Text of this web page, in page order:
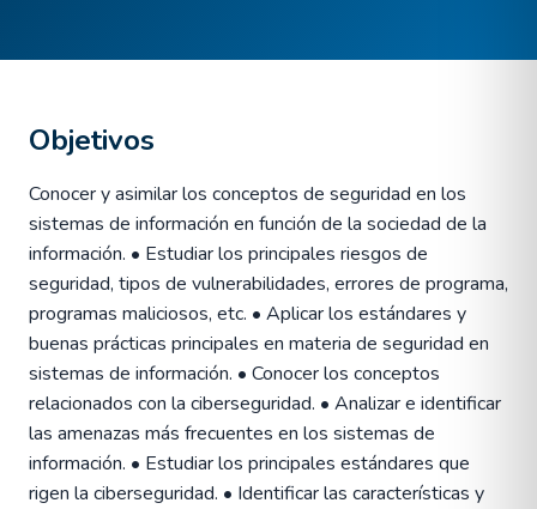
Objetivos
Conocer y asimilar los conceptos de seguridad en los
sistemas de información en función de la sociedad de la
información. • Estudiar los principales riesgos de
seguridad, tipos de vulnerabilidades, errores de programa,
programas maliciosos, etc. • Aplicar los estándares y
buenas prácticas principales en materia de seguridad en
sistemas de información. • Conocer los conceptos
relacionados con la ciberseguridad. • Analizar e identificar
las amenazas más frecuentes en los sistemas de
información. • Estudiar los principales estándares que
rigen la ciberseguridad. • Identificar las características y